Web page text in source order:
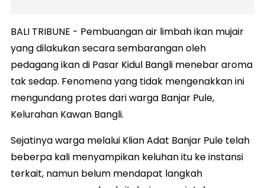
BALI TRIBUNE - Pembuangan air limbah ikan mujair
yang dilakukan secara sembarangan oleh
pedagang ikan di Pasar Kidul Bangli menebar aroma
tak sedap. Fenomena yang tidak mengenakkan ini
mengundang protes dari warga Banjar Pule,
Kelurahan Kawan Bangli.
Sejatinya warga melalui Klian Adat Banjar Pule telah
beberpa kali menyampikan keluhan itu ke instansi
terkait, namun belum mendapat langkah